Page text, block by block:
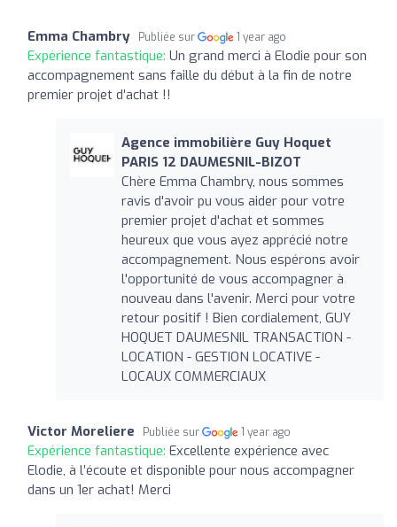
Emma Chambry Publiée sur 1 year ago
Expérience fantastique: Un grand merci à Elodie pour son
accompagnement sans faille du début à la fin de notre
premier projet d’achat !!
Agence immobilière Guy Hoquet
PARIS 12 DAUMESNIL-BIZOT
Chère Emma Chambry, nous sommes
ravis d'avoir pu vous aider pour votre
premier projet d'achat et sommes
heureux que vous ayez apprécié notre
accompagnement. Nous espérons avoir
l'opportunité de vous accompagner à
nouveau dans l'avenir. Merci pour votre
retour positif ! Bien cordialement, GUY
HOQUET DAUMESNIL TRANSACTION -
LOCATION - GESTION LOCATIVE -
LOCAUX COMMERCIAUX
Victor Moreliere Publiée sur 1 year ago
Expérience fantastique: Excellente expérience avec
Elodie, à l’écoute et disponible pour nous accompagner
dans un 1er achat! Merci